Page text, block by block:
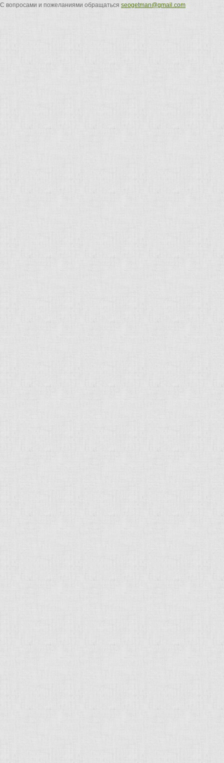
С вопросами и пожеланиями обращаться seogetman@gmail.com